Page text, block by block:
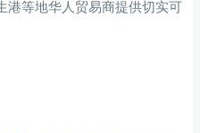
港等地华人贸易商提供切实可